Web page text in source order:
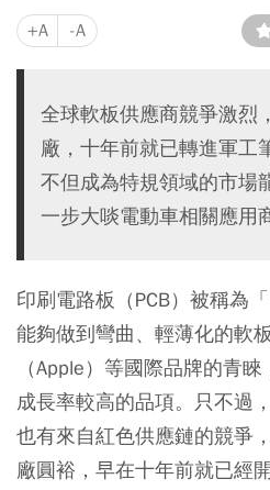
+A -A
全球軟板供應商競爭激烈
廠，十年前就已轉進軍工
不但成為特規領域的市場
一步大啖電動車相關應用
印刷電路板（PCB）被稱為
能夠做到彎曲、輕薄化的軟
（Apple）等國際品牌的青
成長率較高的品項。只不過
也有來自紅色供應鏈的競爭
廠圓裕，早在十年前就已經